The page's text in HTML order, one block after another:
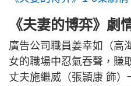
《夫妻的博弈》劇
廣告公司職員姜幸如（高
女的職場中忍氣吞聲，賺
丈夫施繼威（張頴康 飾